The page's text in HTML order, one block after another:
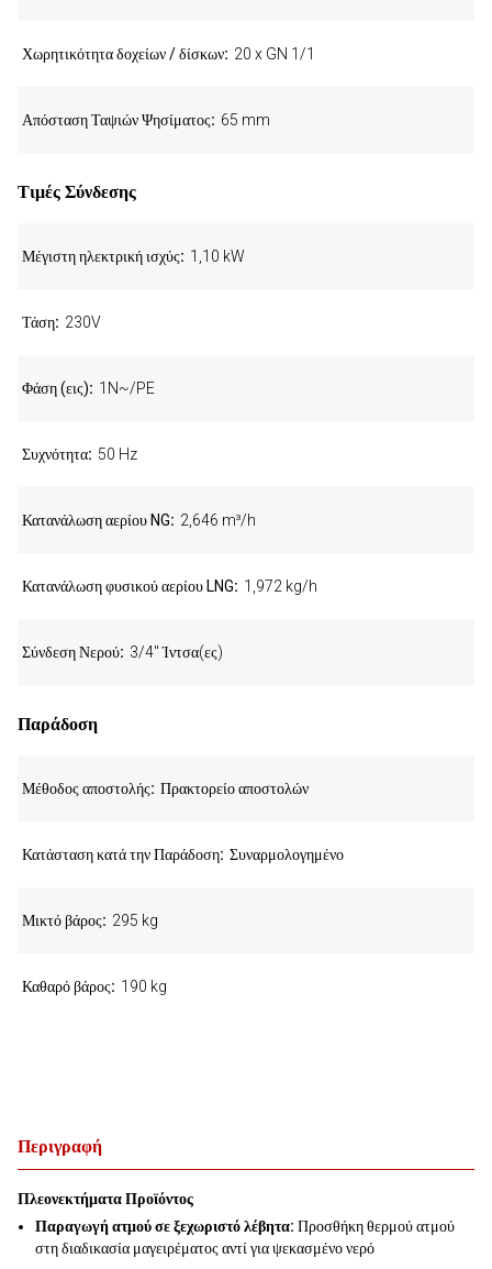
Περιγραφή
Πλεονεκτήματα Προϊόντος
Παραγωγή ατμού σε ξεχωριστό λέβητα: Προσθήκη θερμού ατμού
στη διαδικασία μαγειρέματος αντί για ψεκασμένο νερό
Χωρητικότητα δοχείων / δίσκων 20 x GN 1/1
Απόσταση Ταψιών Ψησίματος 65 mm
Τιμές Σύνδεσης
Μέγιστη ηλεκτρική ισχύς 1,10 kW
Τάση 230V
Φάση (εις) 1N~/PE
Συχνότητα 50 Hz
Κατανάλωση αερίου NG 2,646 m³/h
Κατανάλωση φυσικού αερίου LNG 1,972 kg/h
Σύνδεση Νερού 3/4" Ίντσα(ες)
Παράδοση
Μέθοδος αποστολής Πρακτορείο αποστολών
Κατάσταση κατά την Παράδοση Συναρμολογημένο
Μικτό βάρος 295 kg
Καθαρό βάρος 190 kg